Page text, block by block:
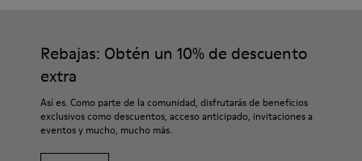
Rebajas: Obtén un 10% de descuento
extra
Así es. Como parte de la comunidad, disfrutarás de beneficios
exclusivos como descuentos, acceso anticipado, invitaciones a
eventos y mucho, mucho más.